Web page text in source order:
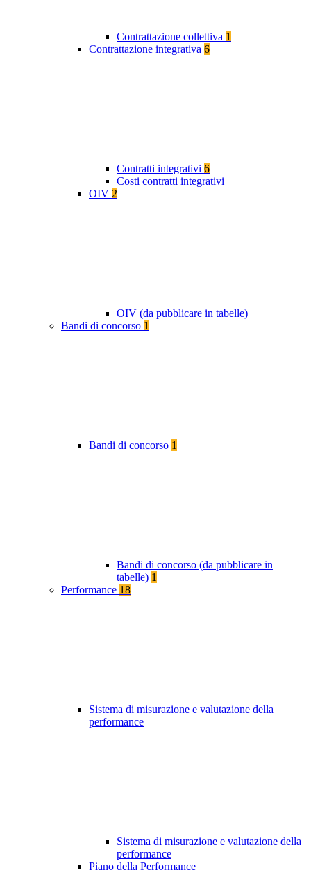
Contrattazione collettiva 1
Contrattazione integrativa 6
Contratti integrativi 6
Costi contratti integrativi
OIV 2
OIV (da pubblicare in tabelle)
Bandi di concorso 1
Bandi di concorso 1
Bandi di concorso (da pubblicare in
tabelle) 1
Performance 18
Sistema di misurazione e valutazione della
performance
Sistema di misurazione e valutazione della
performance
Piano della Performance